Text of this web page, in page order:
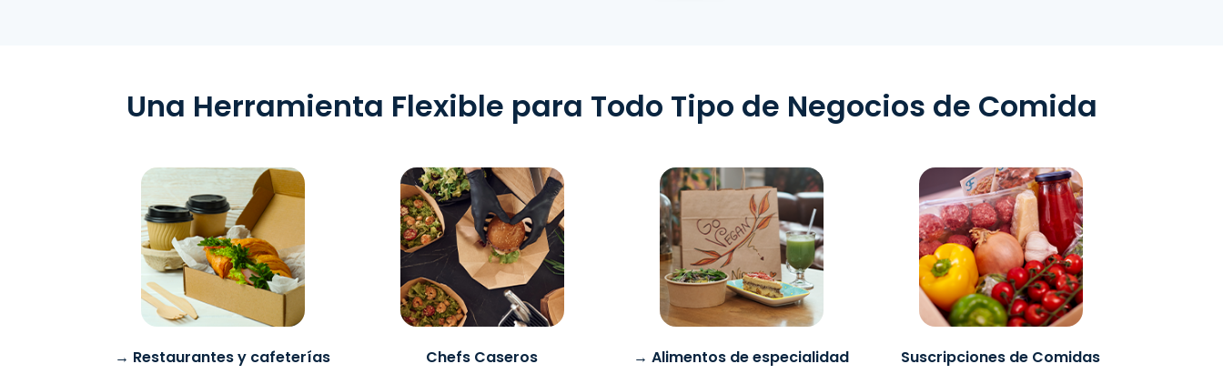
Una Herramienta Flexible para Todo Tipo de Negocios de Comida
→ Restaurantes y cafeterías Chefs Caseros → Alimentos de especialidad Suscripciones de Comidas